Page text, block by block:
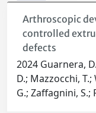
Arthroscopic
controlled
defects
2024 Guarnera,
D.; Mazzocchi,
G.; Zaffagnini, S.;